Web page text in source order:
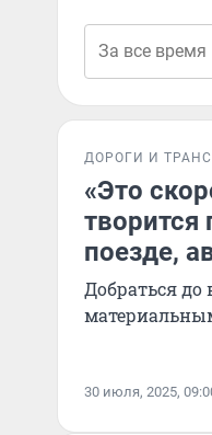
ДОРОГИ И
«Это
поезде,
Добраться
30 июля, 2025,